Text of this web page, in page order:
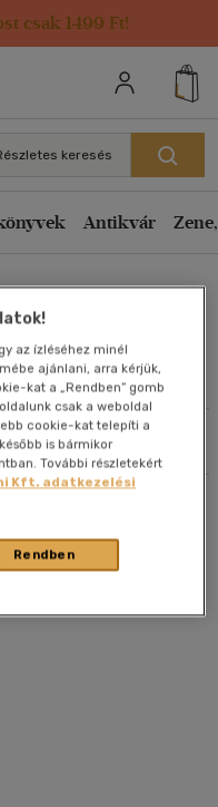
csak 1499 Ft!
keresés
Antikvár
az ízléséhez minél
ajánlani, arra kérjük,
kat a „Rendben” gomb
csak a weboldal
cookie-kat telepíti a
is bármikor
További részletekért
Kft. adatkezelési
Rendben